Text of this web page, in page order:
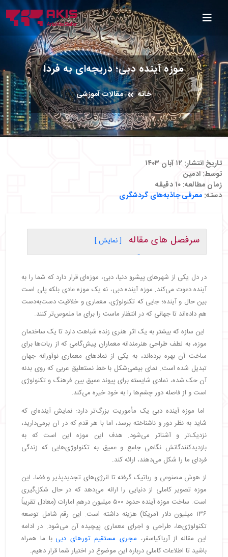
موزه آینده دبی؛ دریچه‌ای به فردا
خانه مقالات آموزشی
تاریخ انتشار: ۱۲ آبان ۱۴۰۳
توسط: ادمین
زمان مطالعه: ۱۰ دقیقه
دسته: معرفی جاذبه‌های گردشگری
سرفصل های مقاله
[ نمایش ]
・معرفی کلی موزه آینده دبی
معماری و طراحی بی‌نظیر
・ شاهکاری که به کمک ربات‌ها ساخته شد
نوشته روی موزه آینده دبی چیست؟
・بخش‌های مختلف داخل موزه آینده دبی
بخش "سفر به آینده"
・بخش های مربوط به کودکان
・ بخش "فردا، امروز"
・بخش‌های تعاملی
・تجربه‌های حسی و آرامش در دنیای بدون دیجیتال
・ویژگی‌های منحصربه‌فرد موزه آینده دبی
・ چرا باید از موزه آینده بازدید کنید؟
・دسترسی به موزه آینده
・ ساعات و قوانین بازدید از موزه آینده دبی
・نحوه خرید بلیت موزه آینده دبی
・امکانات و خدمات موزه
・ تجربه‌ای فراتر از زمان با آریاکیا سفر
・ سوالات متداول
در دل یکی از شهرهای پیشرو دنیا، دبی، موزه‌ای قرار دارد که شما را به
آینده دعوت می‌کند. موزه آینده دبی، نه یک موزه عادی بلکه پلی است
بین حال و آینده؛ جایی که تکنولوژی، معماری و خلاقیت دست‌به‌دست
هم داده‌اند تا جهانی که در انتظار ماست را برای ما ملموس‌تر کنند.
این سازه که بیشتر به یک اثر هنری زنده شباهت دارد تا یک ساختمان
موزه، به لطف طراحی هنرمندانه معماران پیش‌گامی که از ربات‌ها برای
ساخت آن بهره برده‌اند، به یکی از نمادهای معماری نوآورانه جهان
تبدیل شده است. نمای بیضی‌شکل با خط نستعلیق عربی که روی بدنه
آن حک شده، نمادی شایسته برای پیوند عمیق بین فرهنگ و تکنولوژی
است و از فاصله دور چشم‌ها را به خود خیره می‌کند.
اما موزه آینده دبی یک مأموریت بزرگ‌تر دارد: نمایش آینده‌ای که
شاید به نظر دور و ناشناخته برسد، اما با هر قدم که در آن برمی‌دارید،
نزدیک‌تر و آشناتر می‌شود. هدف این موزه این است که به
بازدیدکنندگانش نگاهی جامع و عمیق به تکنولوژی‌هایی که زندگی
فردای ما را شکل می‌دهند، ارائه کند.
از هوش مصنوعی و رباتیک گرفته تا انرژی‌های تجدیدپذیر و فضا، این
موزه تصویر کاملی از دنیایی را ارائه می‌دهد که در حال شکل‌گیری
است. ساخت موزه آینده حدود ۵۰۰ میلیون درهم امارات (معادل تقریباً
۱۳۶ میلیون دلار آمریکا) هزینه داشته است. این رقم شامل توسعه
تکنولوژی‌ها، طراحی و اجرای معماری پیچیده آن می‌شود. در ادامه
این مقاله از آریاکیاسفر، مجری مستقیم تورهای دبی با ما همراه
باشید تا اطلاعات کاملی درباره این موضوع در اختیار شما قرار دهیم.